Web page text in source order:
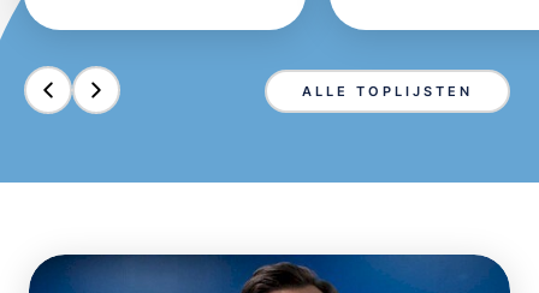
Video in week 31
2026
ALLE TOPLIJSTEN